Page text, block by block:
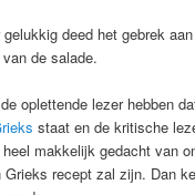
deed het gebrek
de salade.
oplettende lezer hebben
staat en de kritische
makkelijk gedacht van
Grieks recept zal zijn. Dan